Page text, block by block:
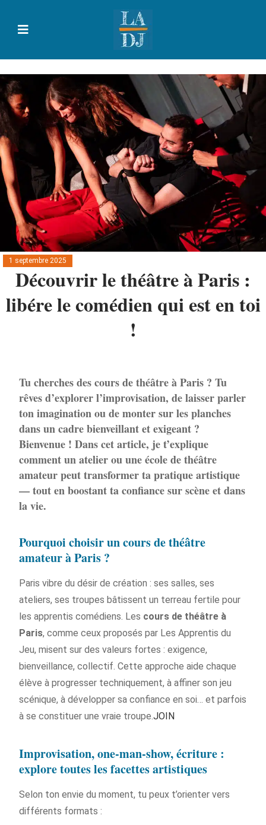
1 septembre 2025
Découvrir le théâtre à Paris :
libére le comédien qui est en toi
!
Tu cherches descours de théâtre à Paris ? Tu
rêves d’explorer l’improvisation, de laisser parler
ton imagination ou de monter sur les planches
dans un cadre bienveillant et exigeant ?
Bienvenue ! Dans cet article, je t’explique
comment un atelier ou une école de théâtre
amateur peut transformer ta pratique artistique
— tout en boostant ta confiance sur scène et dans
la vie.
Pourquoi choisir un cours de théâtre
amateur à Paris ?
Paris vibre du désir de création : ses salles, ses
ateliers, ses troupes bâtissent un terreau fertile pour
les apprentis comédiens. Les cours de théâtre à
Paris, comme ceux proposés par Les Apprentis du
Jeu, misent sur des valeurs fortes : exigence,
bienveillance, collectif. Cette approche aide chaque
élève à progresser techniquement, à affiner son jeu
scénique, à développer sa confiance en soi… et parfois
à se constituer une vraie troupe.JOIN
Improvisation, one-man-show, écriture :
explore toutes les facettes artistiques
Selon ton envie du moment, tu peux t’orienter vers
différents formats :